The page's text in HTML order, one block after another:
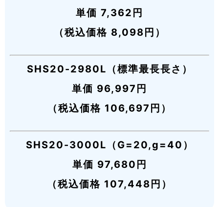
単価 7,362円
（税込価格 8,098円）
SHS20-2980L（標準最長長さ）
単価 96,997円
（税込価格 106,697円）
SHS20-3000L（G=20,g=40）
単価 97,680円
（税込価格 107,448円）